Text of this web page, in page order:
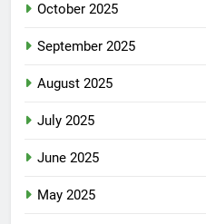
October 2025
September 2025
August 2025
July 2025
June 2025
May 2025